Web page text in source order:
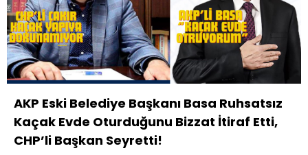
AKP Eski Belediye Başkanı Basa Ruhsatsız
Kaçak Evde Oturduğunu Bizzat İtiraf Etti,
CHP’li Başkan Seyretti!